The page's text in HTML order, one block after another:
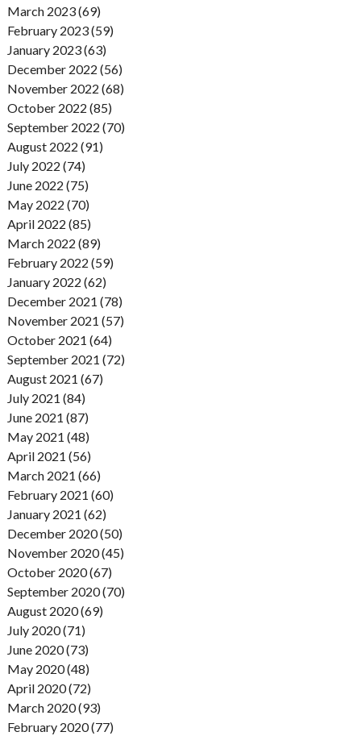
March 2023 (69)
February 2023 (59)
January 2023 (63)
December 2022 (56)
November 2022 (68)
October 2022 (85)
September 2022 (70)
August 2022 (91)
July 2022 (74)
June 2022 (75)
May 2022 (70)
April 2022 (85)
March 2022 (89)
February 2022 (59)
January 2022 (62)
December 2021 (78)
November 2021 (57)
October 2021 (64)
September 2021 (72)
August 2021 (67)
July 2021 (84)
June 2021 (87)
May 2021 (48)
April 2021 (56)
March 2021 (66)
February 2021 (60)
January 2021 (62)
December 2020 (50)
November 2020 (45)
October 2020 (67)
September 2020 (70)
August 2020 (69)
July 2020 (71)
June 2020 (73)
May 2020 (48)
April 2020 (72)
March 2020 (93)
February 2020 (77)